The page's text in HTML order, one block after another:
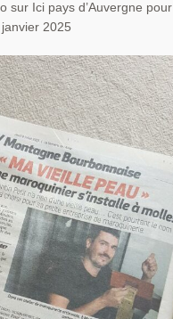
sur Ici pays d’Auvergne
2025